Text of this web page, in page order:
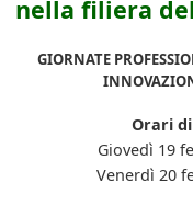
nella filiera
GIORNATE
Orari
Giovedì 19
Venerdì 20